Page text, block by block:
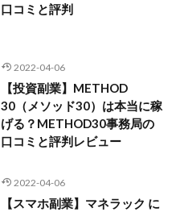
口コミと評判
2022-04-06
【投資副業】METHOD
30（メソッド30）は本当に稼
げる？METHOD30事務局の
口コミと評判レビュー
2022-04-06
【スマホ副業】マネラック に